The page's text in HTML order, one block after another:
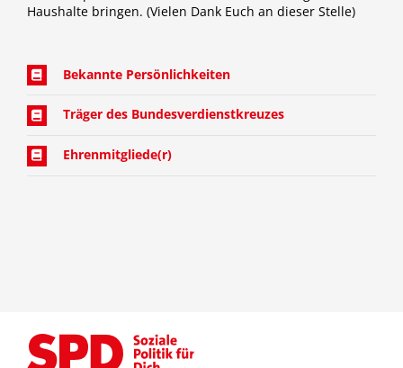
Haushalte bringen. (Vielen Dank Euch an dieser Stelle)
Bekannte Persönlichkeiten
Träger des Bundesverdienstkreuzes
Ehrenmitgliede(r)